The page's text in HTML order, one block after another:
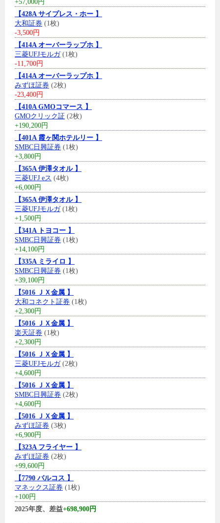
+57,000円
【428A サイプレス・ホー 】
大和証券 (1枚)
-3,500円
【414A オーバーラップホ 】
三菱UFJモルガ(1枚)
-11,700円
【414A オーバーラップホ 】
みずほ証券 (2枚)
-23,400円
【410A GMOコマース 】
GMOクリック証 (2枚)
+190,200円
【401A 霞ヶ関ホテルリー 】
SMBC日興証券 (1枚)
+3,800円
【365A 伊澤タオル 】
三菱UFJ eス (4枚)
+6,000円
【365A 伊澤タオル 】
三菱UFJモルガ(1枚)
+1,500円
【341A トヨコー 】
SMBC日興証券 (1枚)
+14,100円
【335A ミライロ 】
SMBC日興証券 (1枚)
+39,100円
【5016 ＪＸ金属 】
大和コネクト証券 (1枚)
+2,300円
【5016 ＪＸ金属 】
楽天証券 (1枚)
+2,300円
【5016 ＪＸ金属 】
三菱UFJモルガ(2枚)
+4,600円
【5016 ＪＸ金属 】
SMBC日興証券 (2枚)
+4,600円
【5016 ＪＸ金属 】
みずほ証券 (3枚)
+6,900円
【323A フライヤー 】
みずほ証券 (2枚)
+99,600円
【7790 バルコス 】
マネックス証券 (1枚)
+100円
2025年度、差益+698,900円